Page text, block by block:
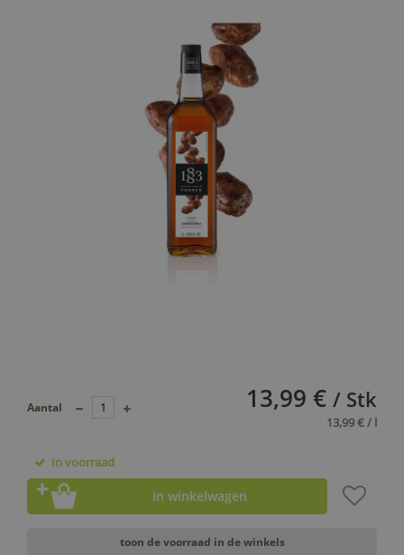
13,99 € / Stk
13,99 € / l
Aantal
In voorraad
In winkelwagen
toon de voorraad in de winkels